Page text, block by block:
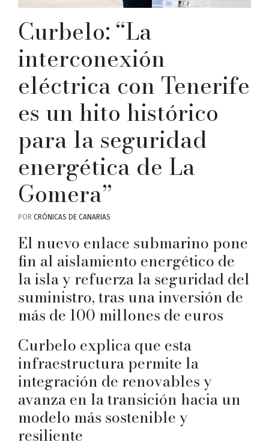
Curbelo: “La
interconexión
eléctrica con Tenerife
es un hito histórico
para la seguridad
energética de La
Gomera”
POR CRÓNICAS DE CANARIAS
El nuevo enlace submarino pone
fin al aislamiento energético de
la isla y refuerza la seguridad del
suministro, tras una inversión de
más de 100 millones de euros
Curbelo explica que esta
infraestructura permite la
integración de renovables y
avanza en la transición hacia un
modelo más sostenible y
resiliente